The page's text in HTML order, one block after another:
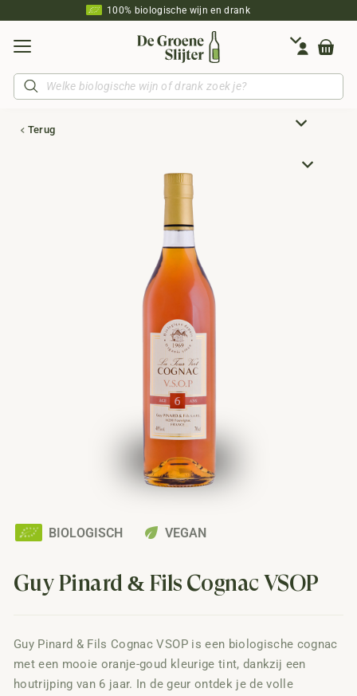
100% biologische wijn en drank
Producten
zoeken
Terug
BIOLOGISCH eco VEGAN
Guy Pinard & Fils Cognac VSOP
Guy Pinard & Fils Cognac VSOP is een biologische cognac
met een mooie oranje-goud kleurige tint, dankzij een
houtrijping van 6 jaar. In de geur ontdek je de volle